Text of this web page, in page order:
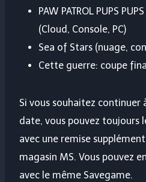
PAW PATROL PUPS
(Cloud, Console, PC)
Sea of ​​Stars (nuage,
Cette guerre: coupe
Si vous souhaitez continuer
date, vous pouvez toujours
avec une remise
magasin MS. Vous pouvez
avec le même Savegame.